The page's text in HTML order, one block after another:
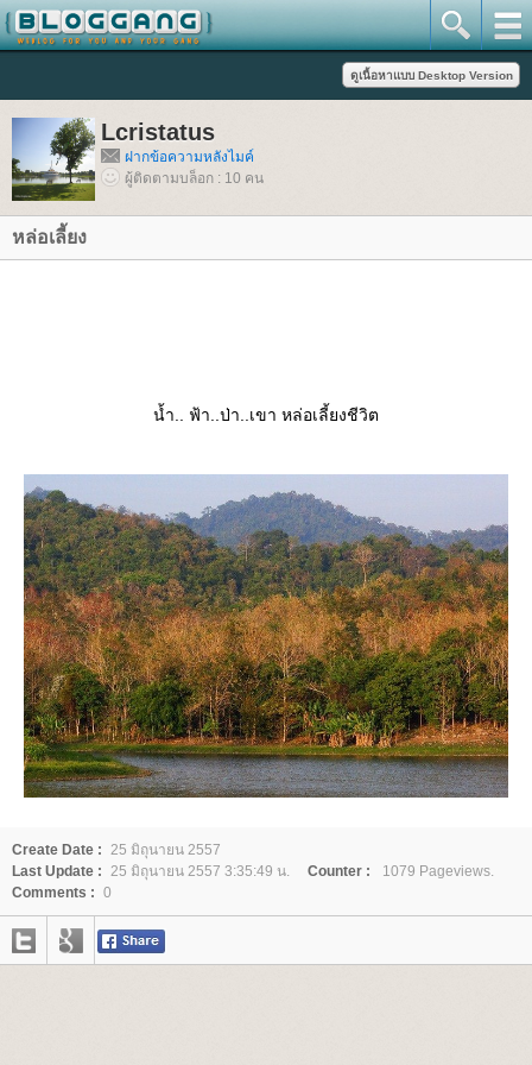
Lcristatus
ฝากข้อความหลังไมค์
ผู้ติดตามบล็อก : 10 คน
หล่อเลี้ยง
น้ำ.. ฟ้า..ป่า..เขา หล่อเลี้ยงชีวิต
Create Date : 25 มิถุนายน 2557
Last Update : 25 มิถุนายน 2557 3:35:49 น. Counter :
1079 Pageviews.
Comments : 0